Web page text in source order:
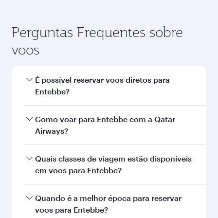
Perguntas Frequentes sobre
voos
É possível reservar voos diretos para
Entebbe?
Sim, a Qatar Airways opera voos diretos para
Entebbe. Busque voos na nossa página inicial
Como voar para Entebbe com a Qatar
Airways?
Você pode voar diretamente para Entebbe com
a Qatar Airways. Fazemos conexão via Doha a
Hamad.
Quais classes de viagem estão disponíveis
em voos para Entebbe?
A disponibilidade de classes de viagem
depende da rota e da companhia aérea que
Quando é a melhor época para reservar
voos para Entebbe?